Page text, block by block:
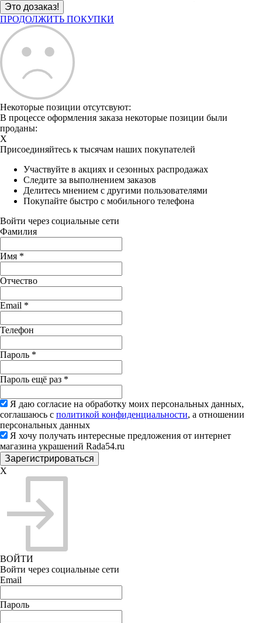
ПРОДОЛЖИТЬ ПОКУПКИ
Некоторые позиции отсутсвуют:
В процессе оформления заказа некоторые позиции были
проданы:
X
Присоединяйтесь к тысячам наших покупателей
Участвуйте в акциях и сезонных распродажах
Следите за выполнением заказов
Делитесь мнением с другими пользователями
Покупайте быстро с мобильного телефона
Войти через социальные сети
Фамилия
Имя *
Отчество
Email *
Телефон
Пароль *
Пароль ещё раз *
Я даю согласие на обработку моих персональных данных,
соглашаюсь с политикой конфиденциальности, а отношении
персональных данных
Я хочу получать интересные предложения от интернет
магазина украшений Rada54.ru
X
ВОЙТИ
Войти через социальные сети
Email
Пароль